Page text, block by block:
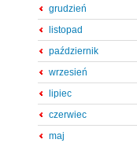
grudzień
listopad
październik
wrzesień
lipiec
czerwiec
maj